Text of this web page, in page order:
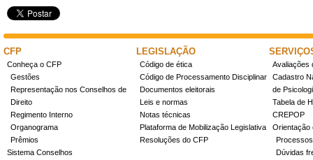
CFP
Conheça o CFP
Gestões
Representação nos Conselhos de
Direito
Regimento Interno
Organograma
Prêmios
Sistema Conselhos
LEGISLAÇÃO
Código de ética
Código de Processamento Disciplinar
Documentos eleitorais
Leis e normas
Notas técnicas
Plataforma de Mobilização Legislativa
Resoluções do CFP
Avaliações
Cadastro
de
Tabela de
CREPOP
Orientação
Dúvidas